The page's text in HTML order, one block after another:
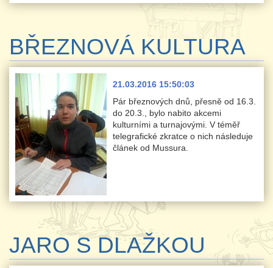
BŘEZNOVÁ KULTURA
21.03.2016 15:50:03
Pár březnových dnů, přesně od 16.3.
do 20.3., bylo nabito akcemi
kulturními a turnajovými. V téměř
telegrafické zkratce o nich následuje
článek od Mussura.
JARO S DLAŽKOU